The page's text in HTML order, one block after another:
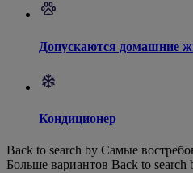
Допускаются домашние
Кондиционер
Back to search by Самые
Больше вариантов Back to search